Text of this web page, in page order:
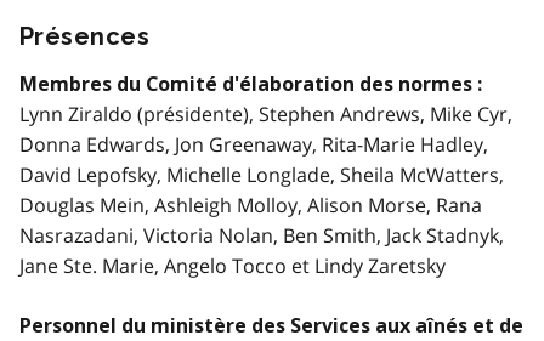
Présences
Membres du Comité d'élaboration des normes :
Lynn Ziraldo (présidente), Stephen Andrews, Mike Cyr,
Donna Edwards, Jon Greenaway, Rita-Marie Hadley,
David Lepofsky, Michelle Longlade, Sheila McWatters,
Douglas Mein, Ashleigh Molloy, Alison Morse, Rana
Nasrazadani, Victoria Nolan, Ben Smith, Jack Stadnyk,
Jane Ste. Marie, Angelo Tocco et Lindy Zaretsky
Personnel du ministère des Services aux aînés et de